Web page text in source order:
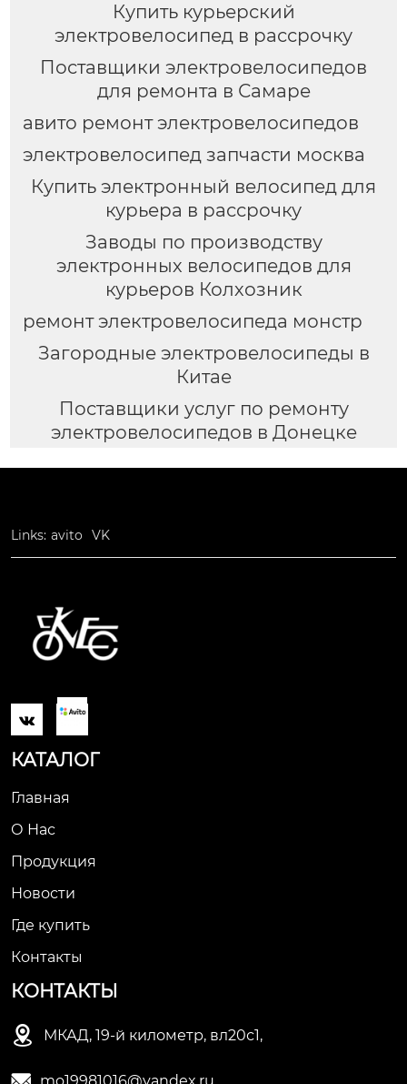
Купить курьерский
электровелосипед в рассрочку
Поставщики электровелосипедов
для ремонта в Самаре
авито ремонт электровелосипедов
электровелосипед запчасти москва
Купить электронный велосипед для
курьера в рассрочку
Заводы по производству
электронных велосипедов для
курьеров Колхозник
ремонт электровелосипеда монстр
Загородные электровелосипеды в
Китае
Поставщики услуг по ремонту
электровелосипедов в Донецке
Links: avito VK

КАТАЛОГ
Главная
О Нас
Продукция
Новости
Где купить
Контакты
КОНТАКТЫ
 МКАД, 19-й километр, вл20с1,